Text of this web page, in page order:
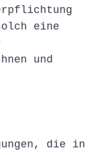
eine
und
die in